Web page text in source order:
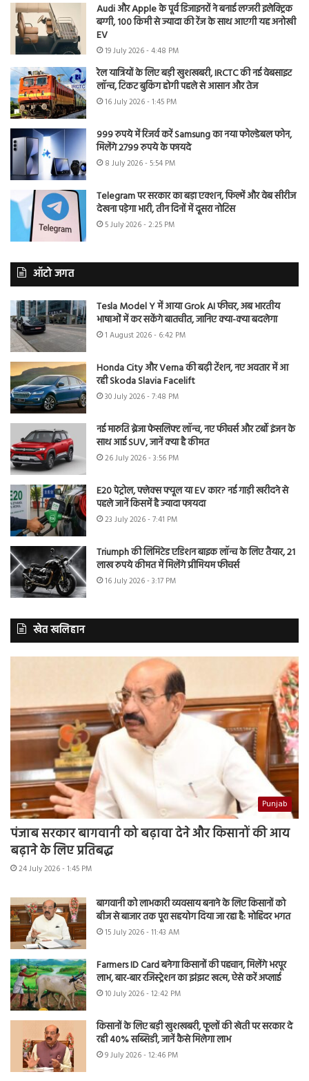
Audi और Apple के पूर्व डिजाइनरों ने बनाई लग्जरी इलेक्ट्रिक
बग्गी, 100 किमी से ज्यादा की रेंज के साथ आएगी यह अनोखी
EV
19 July 2026 - 4:48 PM
रेल यात्रियों के लिए बड़ी खुशखबरी, IRCTC की नई वेबसाइट
लॉन्च, टिकट बुकिंग होगी पहले से आसान और तेज
16 July 2026 - 1:45 PM
999 रुपये में रिजर्व करें Samsung का नया फोल्डेबल फोन,
मिलेंगे 2799 रुपये के फायदे
8 July 2026 - 5:54 PM
Telegram पर सरकार का बड़ा एक्शन, फिल्में और वेब सीरीज
देखना पड़ेगा भारी, तीन दिनों में दूसरा नोटिस
5 July 2026 - 2:25 PM
ऑटो जगत
Tesla Model Y में आया Grok AI फीचर, अब भारतीय
भाषाओं में कर सकेंगे बातचीत, जानिए क्या-क्या बदलेगा
1 August 2026 - 6:42 PM
Honda City और Verna की बढ़ी टेंशन, नए अवतार में आ
रही Skoda Slavia Facelift
30 July 2026 - 7:48 PM
नई मारुति ब्रेजा फेसलिफ्ट लॉन्च, नए फीचर्स और टर्बो इंजन के
साथ आई SUV, जानें क्या है कीमत
26 July 2026 - 3:56 PM
E20 पेट्रोल, फ्लेक्स फ्यूल या EV कार? नई गाड़ी खरीदने से
पहले जानें किसमें है ज्यादा फायदा
23 July 2026 - 7:41 PM
Triumph की लिमिटेड एडिशन बाइक लॉन्च के लिए तैयार, 21
लाख रुपये कीमत में मिलेंगे प्रीमियम फीचर्स
16 July 2026 - 3:17 PM
खेत खलिहान
Punjab
पंजाब सरकार बागवानी को बढ़ावा देने और किसानों की आय
बढ़ाने के लिए प्रतिबद्ध
24 July 2026 - 1:45 PM
बागवानी को लाभकारी व्यवसाय बनाने के लिए किसानों को
बीज से बाजार तक पूरा सहयोग दिया जा रहा है: मोहिंदर भगत
15 July 2026 - 11:43 AM
Farmers ID Card बनेगा किसानों की पहचान, मिलेंगे भरपूर
लाभ, बार-बार रजिस्ट्रेशन का झंझट खत्म, ऐसे करें अप्लाई
10 July 2026 - 12:42 PM
किसानों के लिए बड़ी खुशखबरी, फूलों की खेती पर सरकार दे
रही 40% सब्सिडी, जानें कैसे मिलेगा लाभ
9 July 2026 - 12:46 PM